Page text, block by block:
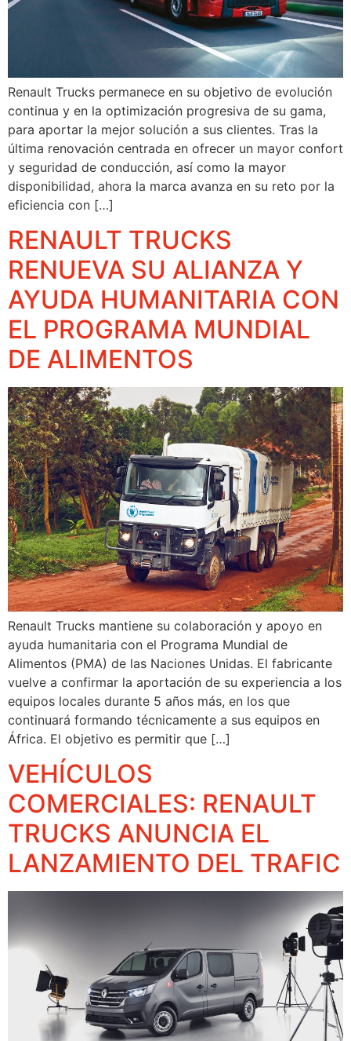
Renault Trucks permanece en su objetivo de evolución
continua y en la optimización progresiva de su gama,
para aportar la mejor solución a sus clientes. Tras la
última renovación centrada en ofrecer un mayor confort
y seguridad de conducción, así como la mayor
disponibilidad, ahora la marca avanza en su reto por la
eficiencia con […]
RENAULT TRUCKS
RENUEVA SU ALIANZA Y
AYUDA HUMANITARIA CON
EL PROGRAMA MUNDIAL
DE ALIMENTOS
Renault Trucks mantiene su colaboración y apoyo en
ayuda humanitaria con el Programa Mundial de
Alimentos (PMA) de las Naciones Unidas. El fabricante
vuelve a confirmar la aportación de su experiencia a los
equipos locales durante 5 años más, en los que
continuará formando técnicamente a sus equipos en
África. El objetivo es permitir que […]
VEHÍCULOS
COMERCIALES: RENAULT
TRUCKS ANUNCIA EL
LANZAMIENTO DEL TRAFIC